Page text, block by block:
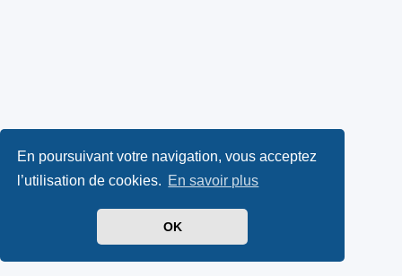
En poursuivant votre navigation, vous acceptez
l’utilisation de cookies. En savoir plus
OK